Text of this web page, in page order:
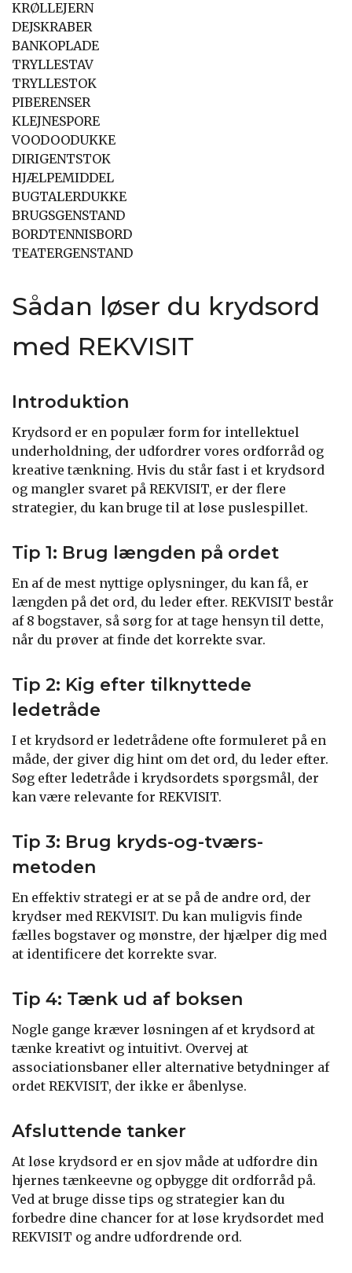
KRØLLEJERN
DEJSKRABER
BANKOPLADE
TRYLLESTAV
TRYLLESTOK
PIBERENSER
KLEJNESPORE
VOODOODUKKE
DIRIGENTSTOK
HJÆLPEMIDDEL
BUGTALERDUKKE
BRUGSGENSTAND
BORDTENNISBORD
TEATERGENSTAND
Sådan løser du krydsord
med REKVISIT
Introduktion
Krydsord er en populær form for intellektuel
underholdning, der udfordrer vores ordforråd og
kreative tænkning. Hvis du står fast i et krydsord
og mangler svaret på REKVISIT, er der flere
strategier, du kan bruge til at løse puslespillet.
Tip 1: Brug længden på ordet
En af de mest nyttige oplysninger, du kan få, er
længden på det ord, du leder efter. REKVISIT består
af 8 bogstaver, så sørg for at tage hensyn til dette,
når du prøver at finde det korrekte svar.
Tip 2: Kig efter tilknyttede
ledetråde
I et krydsord er ledetrådene ofte formuleret på en
måde, der giver dig hint om det ord, du leder efter.
Søg efter ledetråde i krydsordets spørgsmål, der
kan være relevante for REKVISIT.
Tip 3: Brug kryds-og-tværs-
metoden
En effektiv strategi er at se på de andre ord, der
krydser med REKVISIT. Du kan muligvis finde
fælles bogstaver og mønstre, der hjælper dig med
at identificere det korrekte svar.
Tip 4: Tænk ud af boksen
Nogle gange kræver løsningen af et krydsord at
tænke kreativt og intuitivt. Overvej at
associationsbaner eller alternative betydninger af
ordet REKVISIT, der ikke er åbenlyse.
Afsluttende tanker
At løse krydsord er en sjov måde at udfordre din
hjernes tænkeevne og opbygge dit ordforråd på.
Ved at bruge disse tips og strategier kan du
forbedre dine chancer for at løse krydsordet med
REKVISIT og andre udfordrende ord.